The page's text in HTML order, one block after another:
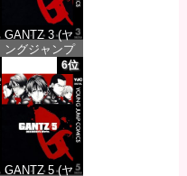
GANTZ 3 (ヤ
ングジャンプ
コミックス
DIGITAL)
価格：¥100
6位
GANTZ 5 (ヤ